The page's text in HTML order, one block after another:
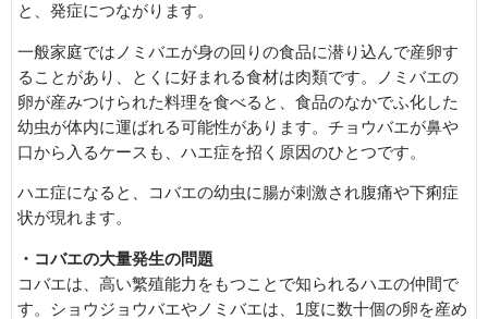
と、発症につながります。
一般家庭ではノミバエが身の回りの食品に潜り込んで産卵す
ることがあり、とくに好まれる食材は肉類です。ノミバエの
卵が産みつけられた料理を食べると、食品のなかでふ化した
幼虫が体内に運ばれる可能性があります。チョウバエが鼻や
口から入るケースも、ハエ症を招く原因のひとつです。
ハエ症になると、コバエの幼虫に腸が刺激され腹痛や下痢症
状が現れます。
・コバエの大量発生の問題
コバエは、高い繁殖能力をもつことで知られるハエの仲間で
す。ショウジョウバエやノミバエは、1度に数十個の卵を産め